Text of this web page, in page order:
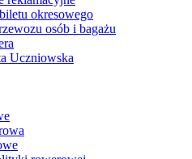
okresowego
osób i bagażu
Uczniowska